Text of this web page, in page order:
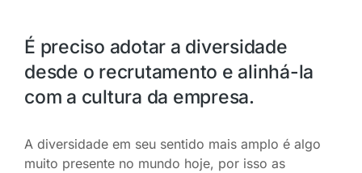
É preciso adotar a diversidade
desde o recrutamento e alinhá-la
com a cultura da empresa.
A diversidade em seu sentido mais amplo é algo
muito presente no mundo hoje, por isso as